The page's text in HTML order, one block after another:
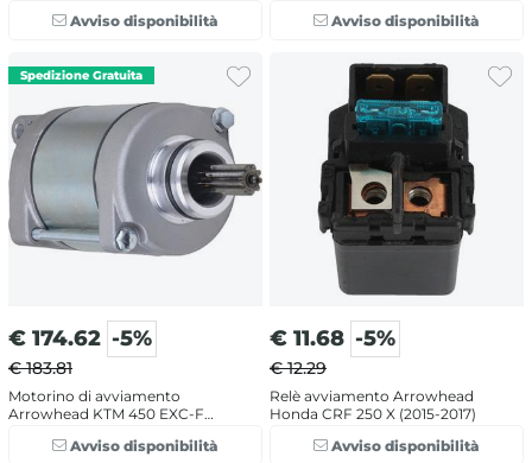
Avviso disponibilità
Avviso disponibilità
€ 174.62 -5%
€ 183.81
Motorino di avviamento
Arrowhead KTM 450 EXC-F
Avviso disponibilità
€ 11.68 -5%
€ 12.29
Relè avviamento Arrowhead
Honda CRF 250 X (2015-2017)
Avviso disponibilità